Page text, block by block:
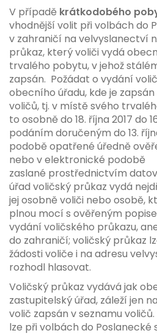
V případě krátkodobého
vhodnější volit při volbách do
v zahraničí na velvyslanectví
průkaz, který voliči vydá
trvalého pobytu, v jehož
zapsán. Požádat o vydání
obecního úřadu, kde je
voličů, tj. v místě svého
to osobně do 18. října 2017 do
podáním doručeným do 13.
podobě opatřené úředně
nebo v elektronické podobě
zaslané prostřednictvím
úřad voličský průkaz vydá
jej osobně voliči nebo osobě,
plnou mocí s ověřeným
vydání voličského průkazu,
do zahraničí; voličský průkaz
žádosti voliče i na adresu
rozhodl hlasovat.
Voličský průkaz vydává jak
zastupitelský úřad, záleží jen
volič zapsán v seznamu
lze při volbách do